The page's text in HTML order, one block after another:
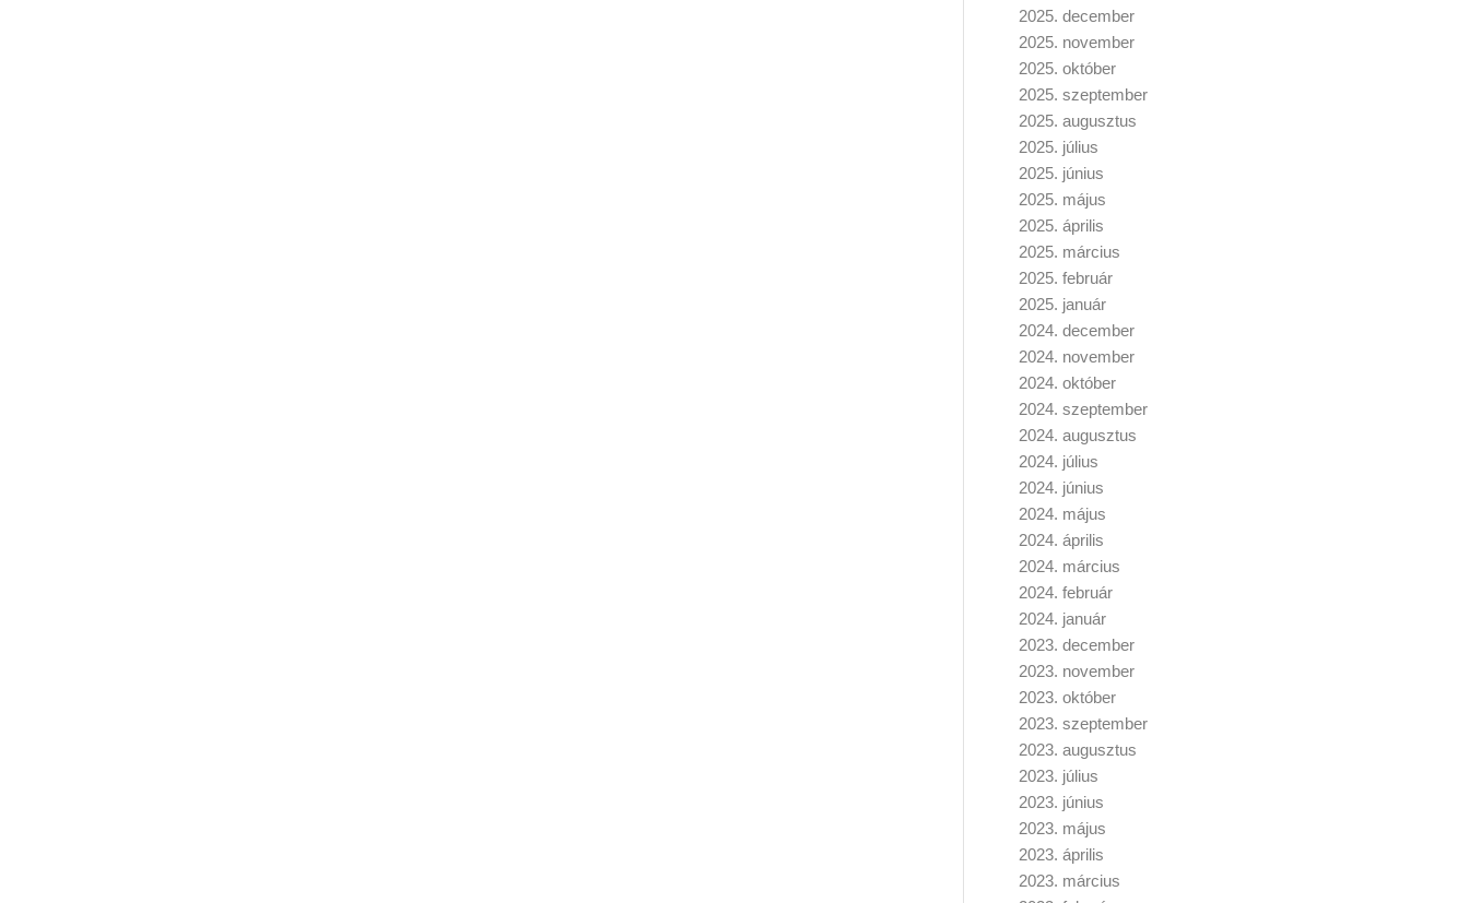
2025. december
2025. november
2025. október
2025. szeptember
2025. augusztus
2025. július
2025. június
2025. május
2025. április
2025. március
2025. február
2025. január
2024. december
2024. november
2024. október
2024. szeptember
2024. augusztus
2024. július
2024. június
2024. május
2024. április
2024. március
2024. február
2024. január
2023. december
2023. november
2023. október
2023. szeptember
2023. augusztus
2023. július
2023. június
2023. május
2023. április
2023. március